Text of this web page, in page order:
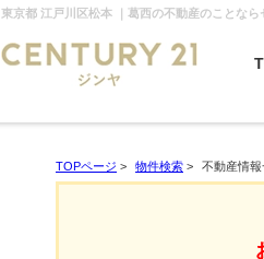
東京都 江戸川区松本 ｜葛西の不動産のことな
TOPページ > 物件検索 > 不動産情報